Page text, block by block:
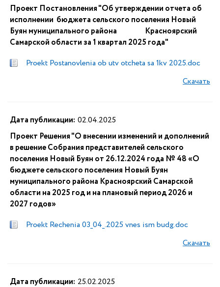
Проект Постановления "Об утверждении отчета об
исполнении бюджета сельского поселения Новый
Буян муниципального района Красноярский
Самарской области за 1 квартал 2025 года"
Proekt Postanovlenia ob utv otcheta sa 1kv 2025.doc
Скачать
Дата публикации: 02.04.2025
Проект Решения "О внесении изменений и дополнений
в решение Собрания представителей сельского
поселения Новый Буян от 26.12.2024 года № 48 «О
бюджете сельского поселения Новый Буян
муниципального района Красноярский Самарской
области на 2025 год и на плановый период 2026 и
2027 годов»
Proekt Rechenia 03_04_.2025 vnes ism budg.doc
Скачать
Дата публикации: 25.02.2025